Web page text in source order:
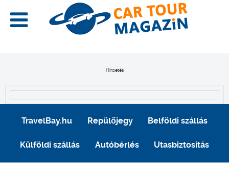
Hirdetés
TravelBay.hu Repülőjegy Belföldi szállás
Külföldi szállás Autóbérlés Utasbiztosítás